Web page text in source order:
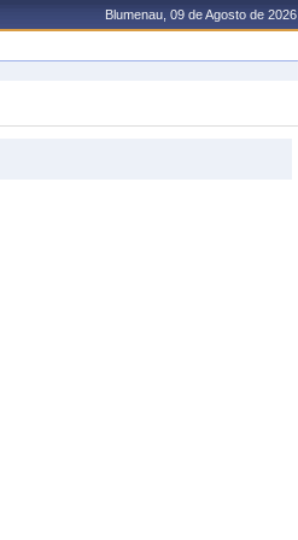
Blumenau, 09 de Agosto de 2026